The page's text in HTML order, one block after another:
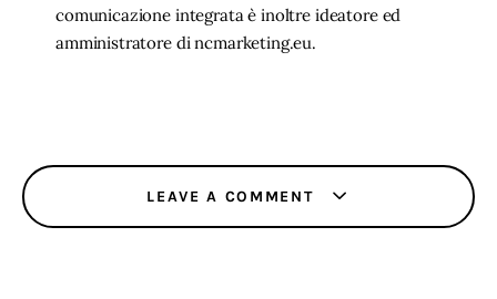
comunicazione integrata è inoltre ideatore ed
amministratore di ncmarketing.eu.
LEAVE A COMMENT